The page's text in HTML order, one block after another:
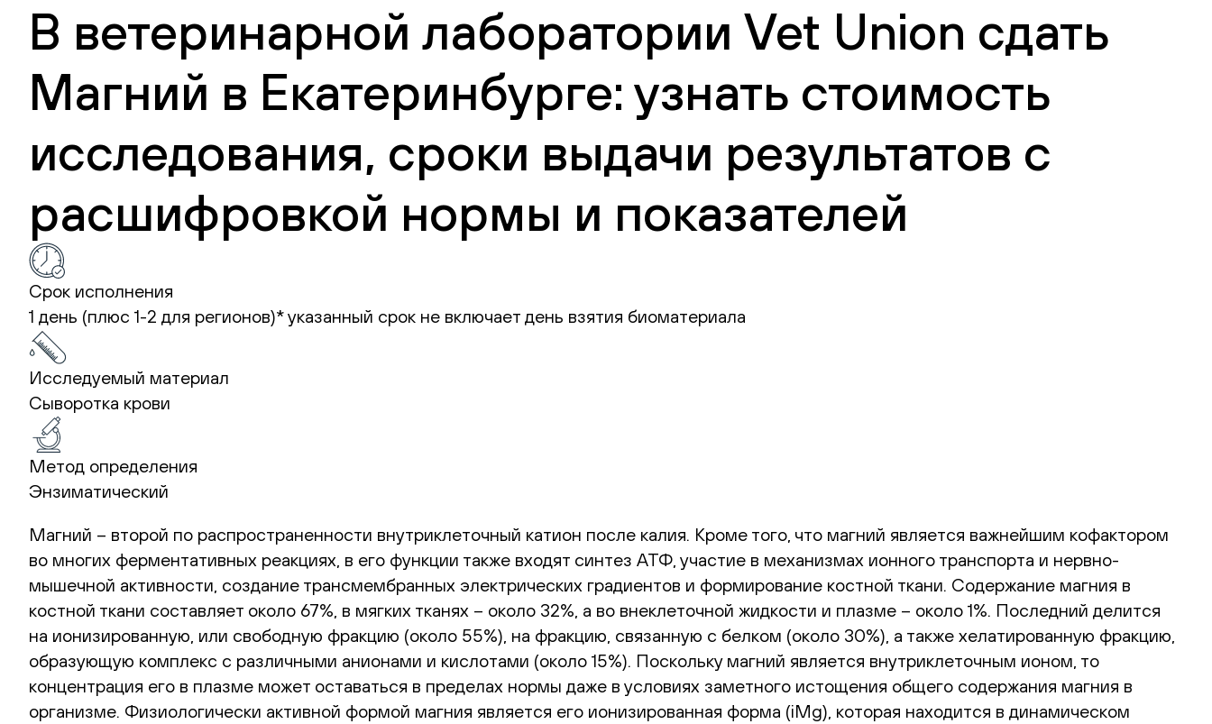
В ветеринарной лаборатории Vet Union сдать
Магний в Екатеринбурге: узнать стоимость
исследования, сроки выдачи результатов с
расшифровкой нормы и показателей
Срок исполнения
1 день (плюс 1-2 для регионов)*указанный срок не включает день взятия биоматериала
Исследуемый материал
Сыворотка крови
Метод определения
Энзиматический
Магний – второй по распространенности внутриклеточный катион после калия. Кроме того, что магний является важнейшим кофактором
во многих ферментативных реакциях, в его функции также входят синтез АТФ, участие в механизмах ионного транспорта и нервно-
мышечной активности, создание трансмембранных электрических градиентов и формирование костной ткани. Содержание магния в
костной ткани составляет около 67%, в мягких тканях – около 32%, а во внеклеточной жидкости и плазме – около 1%. Последний делится
на ионизированную, или свободную фракцию (около 55%), на фракцию, связанную с белком (около 30%), а также хелатированную фракцию,
образующую комплекс с различными анионами и кислотами (около 15%). Поскольку магний является внутриклеточным ионом, то
концентрация его в плазме может оставаться в пределах нормы даже в условиях заметного истощения общего содержания магния в
организме. Физиологически активной формой магния является его ионизированная форма (iMg), которая находится в динамическом